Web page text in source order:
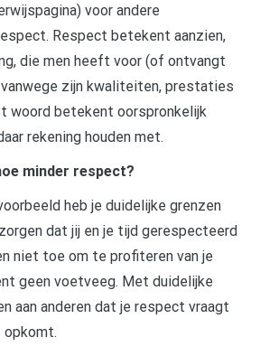
voor andere
Respect betekent aanzien,
die men heeft voor (of ontvangt
zijn kwaliteiten, prestaties
woord betekent oorspronkelijk
rekening houden met.
minder respect?
heb je duidelijke grenzen
dat jij en je tijd gerespecteerd
niet toe om te profiteren van je
geen voetveeg. Met duidelijke
aan anderen dat je respect vraagt
opkomt.